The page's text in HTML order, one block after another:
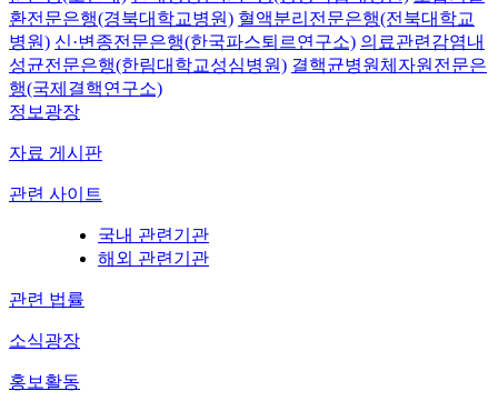
환전문은행(경북대학교병원) 혈액분리전문은행(전북대학교
병원) 신·변종전문은행(한국파스퇴르연구소) 의료관련감염내
성균전문은행(한림대학교성심병원) 결핵균병원체자원전문은
행(국제결핵연구소)
정보광장
자료 게시판
관련 사이트
국내 관련기관
해외 관련기관
관련 법률
소식광장
홍보활동